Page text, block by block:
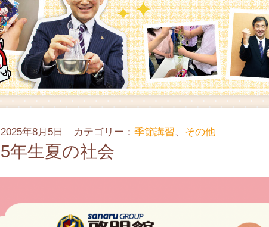
2025年8月5日 カテゴリー： 季節講習、 その他
5年生夏の社会